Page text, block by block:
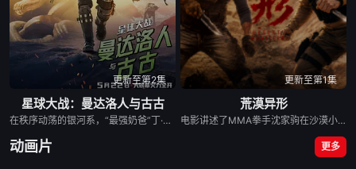
更新至第2集
星球大战：曼达洛人与古古
在秩序动荡的银河系，“最强奶爸”丁·贾伦（佩德罗·帕斯卡 饰）与“银河系萌娃”古古这对非血缘父子并肩登场。冷峻坚毅的赏金猎人丁·贾伦身披贝斯卡钢甲，凭悍勇战力屡屡从围堵中突围；看似弱小的原力学徒古古，则总能在关键时刻爆发出惊人战力，为搭档化解危机。他们一同执行关乎银河命运的绝密任务，直面远比以往更为凶险的挑战与博弈。
更新至第1集
荒漠异形
电影讲述了MMA拳手沈家驹在沙漠小镇散心时遭遇沙漠怪兽袭击，与寻找丈夫死亡真相的客栈老板娘楚红、小女孩刘六六等人，被卷入亡命匪徒马沙引起的怪兽袭击事件中，众人奋力拼搏自救的故事。
动画片 更多